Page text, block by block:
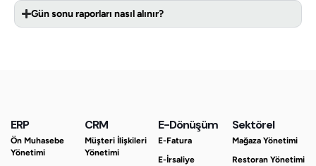
Gün sonu raporları nasıl alınır?
ERP
Ön Muhasebe
Yönetimi
CRM
Müşteri İlişkileri
Yönetimi
E-Dönüşüm
E-Fatura
E-İrsaliye
Sektörel
Mağaza Yönetimi
Restoran Yönetimi